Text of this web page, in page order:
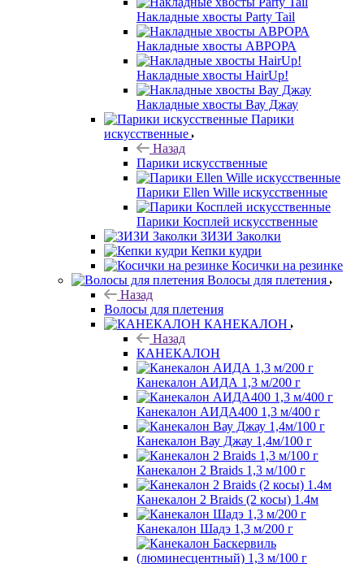
Накладные хвосты Party Tail
Накладные хвосты АВРОРА
Накладные хвосты HairUp!
Накладные хвосты Вау Джау
Парики
искусственные
Назад
Парики искусственные
Парики Ellen Wille искусственные
Парики Косплей искусственные
ЗИЗИ Заколки
Кепки кудри
Косички на резинке
Волосы для плетения
Назад
Волосы для плетения
КАНЕКАЛОН
Назад
КАНЕКАЛОН
Канекалон АИДА 1,3 м/200 г
Канекалон АИДА400 1,3 м/400 г
Канекалон Вау Джау 1,4м/100 г
Канекалон 2 Braids 1,3 м/100 г
Канекалон 2 Braids (2 косы) 1.4м
Канекалон Шадэ 1,3 м/200 г